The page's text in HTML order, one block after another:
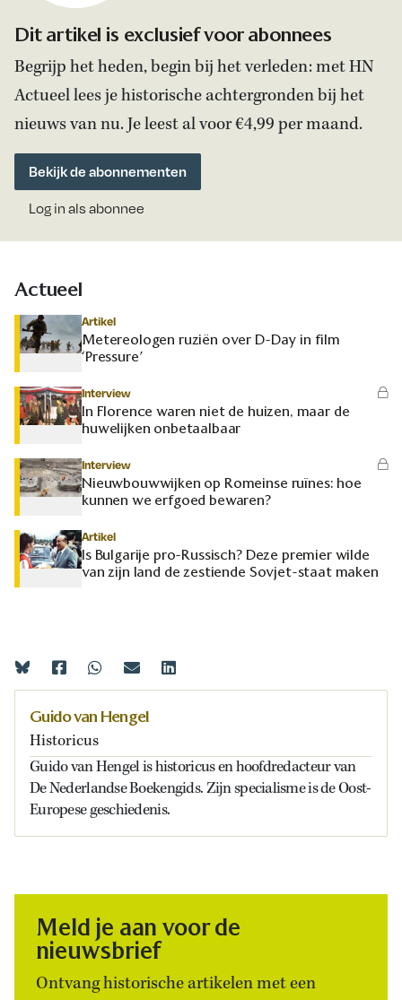
Dit artikel is exclusief voor abonnees
Begrijp het heden, begin bij het verleden: met HN
Actueel lees je historische achtergronden bij het
nieuws van nu. Je leest al voor €4,99 per maand.
Bekijk de abonnementen
Log in als abonnee
Actueel
Artikel
Metereologen ruziën over D-Day in film
‘Pressure’
Interview
In Florence waren niet de huizen, maar de
huwelijken onbetaalbaar
Interview
Nieuwbouwwijken op Romeinse ruïnes: hoe
kunnen we erfgoed bewaren?
Artikel
Is Bulgarije pro-Russisch? Deze premier wilde
van zijn land de zestiende Sovjet-staat maken
Guido van Hengel
Historicus
Guido van Hengel is historicus en hoofdredacteur van
De Nederlandse Boekengids. Zijn specialisme is de Oost-
Europese geschiedenis.
Meld je aan voor de
nieuwsbrief
Ontvang historische artikelen met een